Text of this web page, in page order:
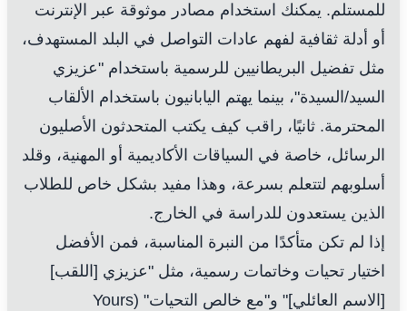
للمستلم. يمكنك استخدام مصادر موثوقة عبر الإنترنت
أو أدلة ثقافية لفهم عادات التواصل في البلد المستهدف،
مثل تفضيل البريطانيين للرسمية باستخدام "عزيزي
السيد/السيدة"، بينما يهتم اليابانيون باستخدام الألقاب
المحترمة. ثانيًا، راقب كيف يكتب المتحدثون الأصليون
الرسائل، خاصة في السياقات الأكاديمية أو المهنية، وقلد
أسلوبهم لتتعلم بسرعة، وهذا مفيد بشكل خاص للطلاب
الذين يستعدون للدراسة في الخارج.
إذا لم تكن متأكدًا من النبرة المناسبة، فمن الأفضل
اختيار تحيات وخاتمات رسمية، مثل "عزيزي [اللقب]
[الاسم العائلي]" و"مع خالص التحيات" (Yours